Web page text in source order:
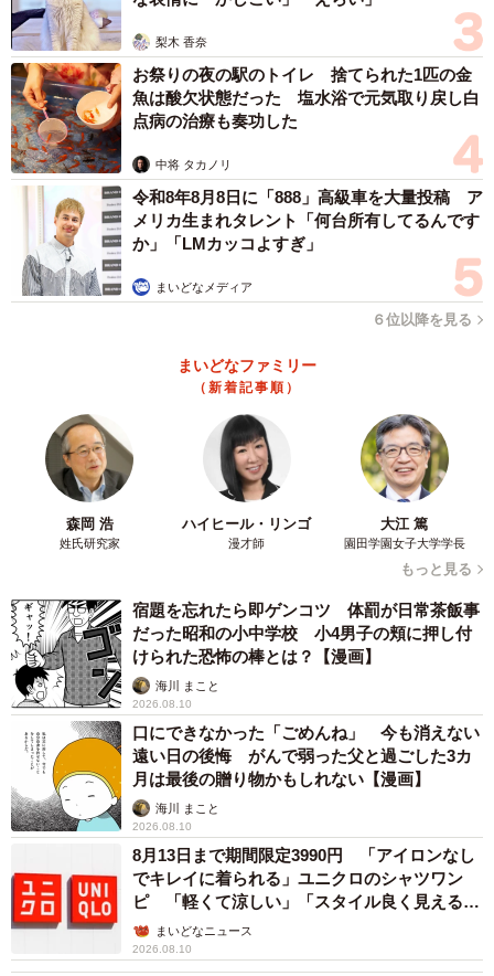
3/5
惜しくも2位にランクインした「サッポロポテト」。見た目のボリューム
に反して意外と早く食べ終わってしまったという／はなさん
（@hanaikujilife）提供
【間がもつおやつランキングTOP5】
1位 25分超え：やわらかほしいも（1袋50g）※途中で遊び
始めて正確な時間は測定不能
2位 21分13秒：1才からのサッポロポテト（1袋8g）
3位 20分超え：かむっこスティック（1枚10g）※完食前に
食べるのを放棄し正確な時間は測定不能
4位 18分32秒：1才かっぱえびせん（1袋8g）
5位 17分15秒：ふんわりコーン（1袋6g）
※時間には個人差あり。あくまで目安にしてください。
梨木 香奈
お祭りの夜の駅のトイレ 捨てられた1匹の金
魚は酸欠状態だった 塩水浴で元気取り戻し白
点病の治療も奏功した
中将 タカノリ
令和8年8月8日に「888」高級車を大量投稿 ア
メリカ生まれタレント「何台所有してるんです
か」「LMカッコよすぎ」
まいどなメディア
６位以降を見る
まいどなファミリー
（新着記事順）
森岡 浩
姓氏研究家
ハイヒール・リンゴ
漫才師
大江 篤
園田学園女子大学学長
もっと見る
宿題を忘れたら即ゲンコツ 体罰が日常茶飯事
だった昭和の小中学校 小4男子の頬に押し付
けられた恐怖の棒とは？【漫画】
海川 まこと
2026.08.10
口にできなかった「ごめんね」 今も消えない
遠い日の後悔 がんで弱った父と過ごした3カ
月は最後の贈り物かもしれない【漫画】
海川 まこと
2026.08.10
8月13日まで期間限定3990円 「アイロンなし
でキレイに着られる」ユニクロのシャツワン
ピ 「軽くて涼しい」「スタイル良く見える」
の声まいどなニュース
2026.08.10